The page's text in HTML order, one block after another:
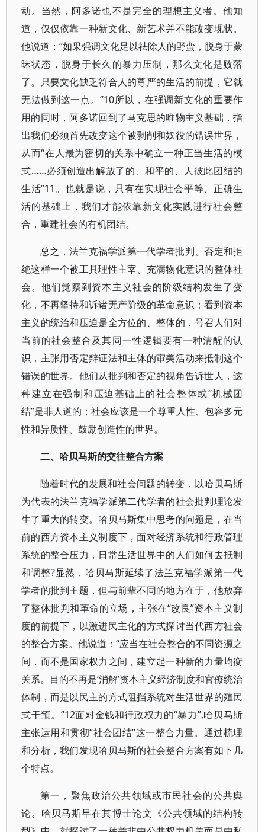
动。当然，阿多诺也不是完全的理想主义者。他知
道，仅仅依靠一种新文化、新艺术并不能改变现状。
他说道：“如果强调文化足以祛除人的野蛮，脱身于蒙
昧状态，脱身于长久的暴力压制，那么文化是败落
了。只要文化缺乏符合人的尊严的生活的前提，它就
无法做到这一点。”10所以，在强调新文化的重要作
用的同时，阿多诺回到了马克思的唯物主义基础，指
出我们必须首先改变这个被剥削和奴役的错误世界，
从而“在人最为密切的关系中确立一种正当生活的模
式……必须创造出解放了的、和平的、人彼此团结的
生活”11。也就是说，只有在实现社会平等、正确生
活的基础上，我们才能依靠新文化实践进行社会整
合，重建社会的有机团结。
总之，法兰克福学派第一代学者批判、否定和拒
绝这样一个被工具理性主宰、充满物化意识的整体社
会。他们觉察到资本主义社会的阶级结构发生了变
化，不再坚持和诉诸无产阶级的革命意识；看到资本
主义的统治和压迫是全方位的、整体的，号召人们对
当前的社会整合及其同一性逻辑要有一种清醒的认
识，主张用否定辩证法和主体的审美活动来抵制这个
错误的世界。他们从批判和否定的视角告诉世人，这
种建立在强制和压迫基础上的社会整体或“机械团
结”是非人道的；社会应该是一个尊重人性、包容多元
性和异质性、鼓励创造性的世界。
二、哈贝马斯的交往整合方案
随着时代的发展和社会问题的转变，以哈贝马斯
为代表的法兰克福学派第二代学者的社会批判理论发
生了重大的转变。哈贝马斯集中思考的问题是，在当
前的西方资本主义制度下，面对经济系统和行政管理
系统的整合压力，日常生活世界中的人们如何去抵制
和调整?显然，哈贝马斯延续了法兰克福学派第一代
学者的批判主题，但与前辈不同的地方在于，他放弃
了整体批判和革命的立场，主张在“改良”资本主义制
度的前提下，以激进民主化的方式探讨当代西方社会
的整合方案。他说道：“应当在社会整合的不同资源之
间，而不是国家权力之间，建立起一种新的力量均衡
关系。目的不再是‘消解’资本主义经济制度和官僚统治
体制，而是以民主的方式阻挡系统对生活世界的殖民
式干预。”12面对金钱和行政权力的“暴力”,哈贝马斯
主张运用和贯彻“社会团结”这一整合力量。通过梳理
和分析，我们发现哈贝马斯的社会整合方案有如下几
个特点。
第一，聚焦政治公共领域或市民社会的公共舆
论。哈贝马斯早在其博士论文《公共领域的结构转